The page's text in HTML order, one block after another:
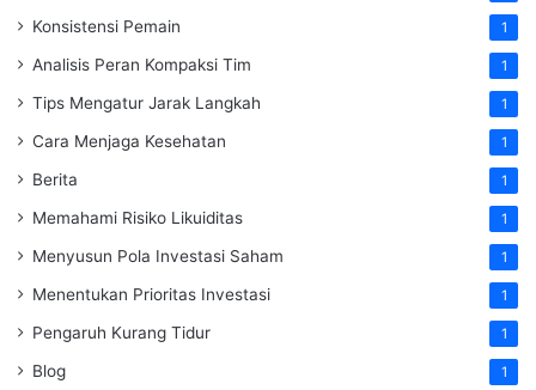
Konsistensi Pemain 1
Analisis Peran Kompaksi Tim 1
Tips Mengatur Jarak Langkah 1
Cara Menjaga Kesehatan 1
Berita 1
Memahami Risiko Likuiditas 1
Menyusun Pola Investasi Saham 1
Menentukan Prioritas Investasi 1
Pengaruh Kurang Tidur 1
Blog 1